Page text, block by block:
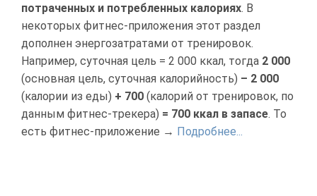
потраченных и потребленных калориях. В
некоторых фитнес-приложения этот раздел
дополнен энергозатратами от тренировок.
Например, суточная цель = 2 000 ккал, тогда 2 000
(основная цель, суточная калорийность) – 2 000
(калории из еды) + 700 (калорий от тренировок, по
данным фитнес-трекера) = 700 ккал в запасе. То
есть фитнес-приложение → Подробнее...